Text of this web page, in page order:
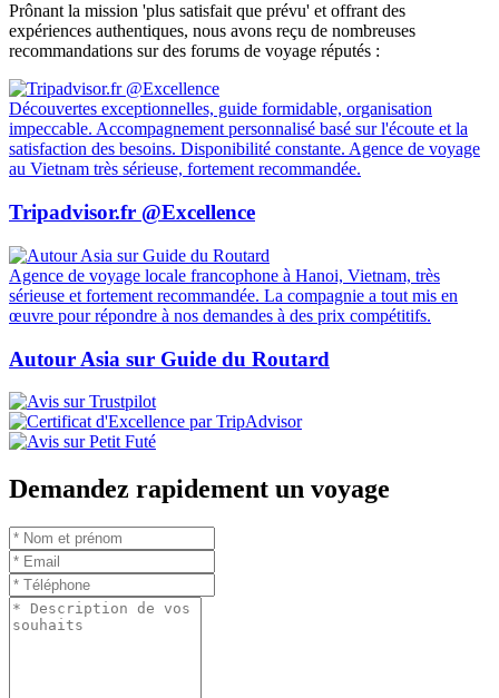
Prônant la mission 'plus satisfait que prévu' et offrant des
expériences authentiques, nous avons reçu de nombreuses
recommandations sur des forums de voyage réputés :
Découvertes exceptionnelles, guide formidable, organisation
impeccable. Accompagnement personnalisé basé sur l'écoute et la
satisfaction des besoins. Disponibilité constante. Agence de voyage
au Vietnam très sérieuse, fortement recommandée.
Tripadvisor.fr @Excellence
Agence de voyage locale francophone à Hanoi, Vietnam, très
sérieuse et fortement recommandée. La compagnie a tout mis en
œuvre pour répondre à nos demandes à des prix compétitifs.
Autour Asia sur Guide du Routard
Demandez rapidement un voyage